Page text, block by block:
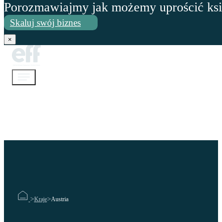
Przejdź do głównej treści Przejdź do
stopki
Porozmawiajmy jak możemy uprościć
Skaluj swój biznes
×
>Kraje>Austria